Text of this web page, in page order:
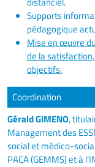
Supports
pédagogique
Mise en œuvre
de la
objectifs.
Coordination
Gérald GIMENO,
Management des
social et médico-
PACA (GEMMS) et à